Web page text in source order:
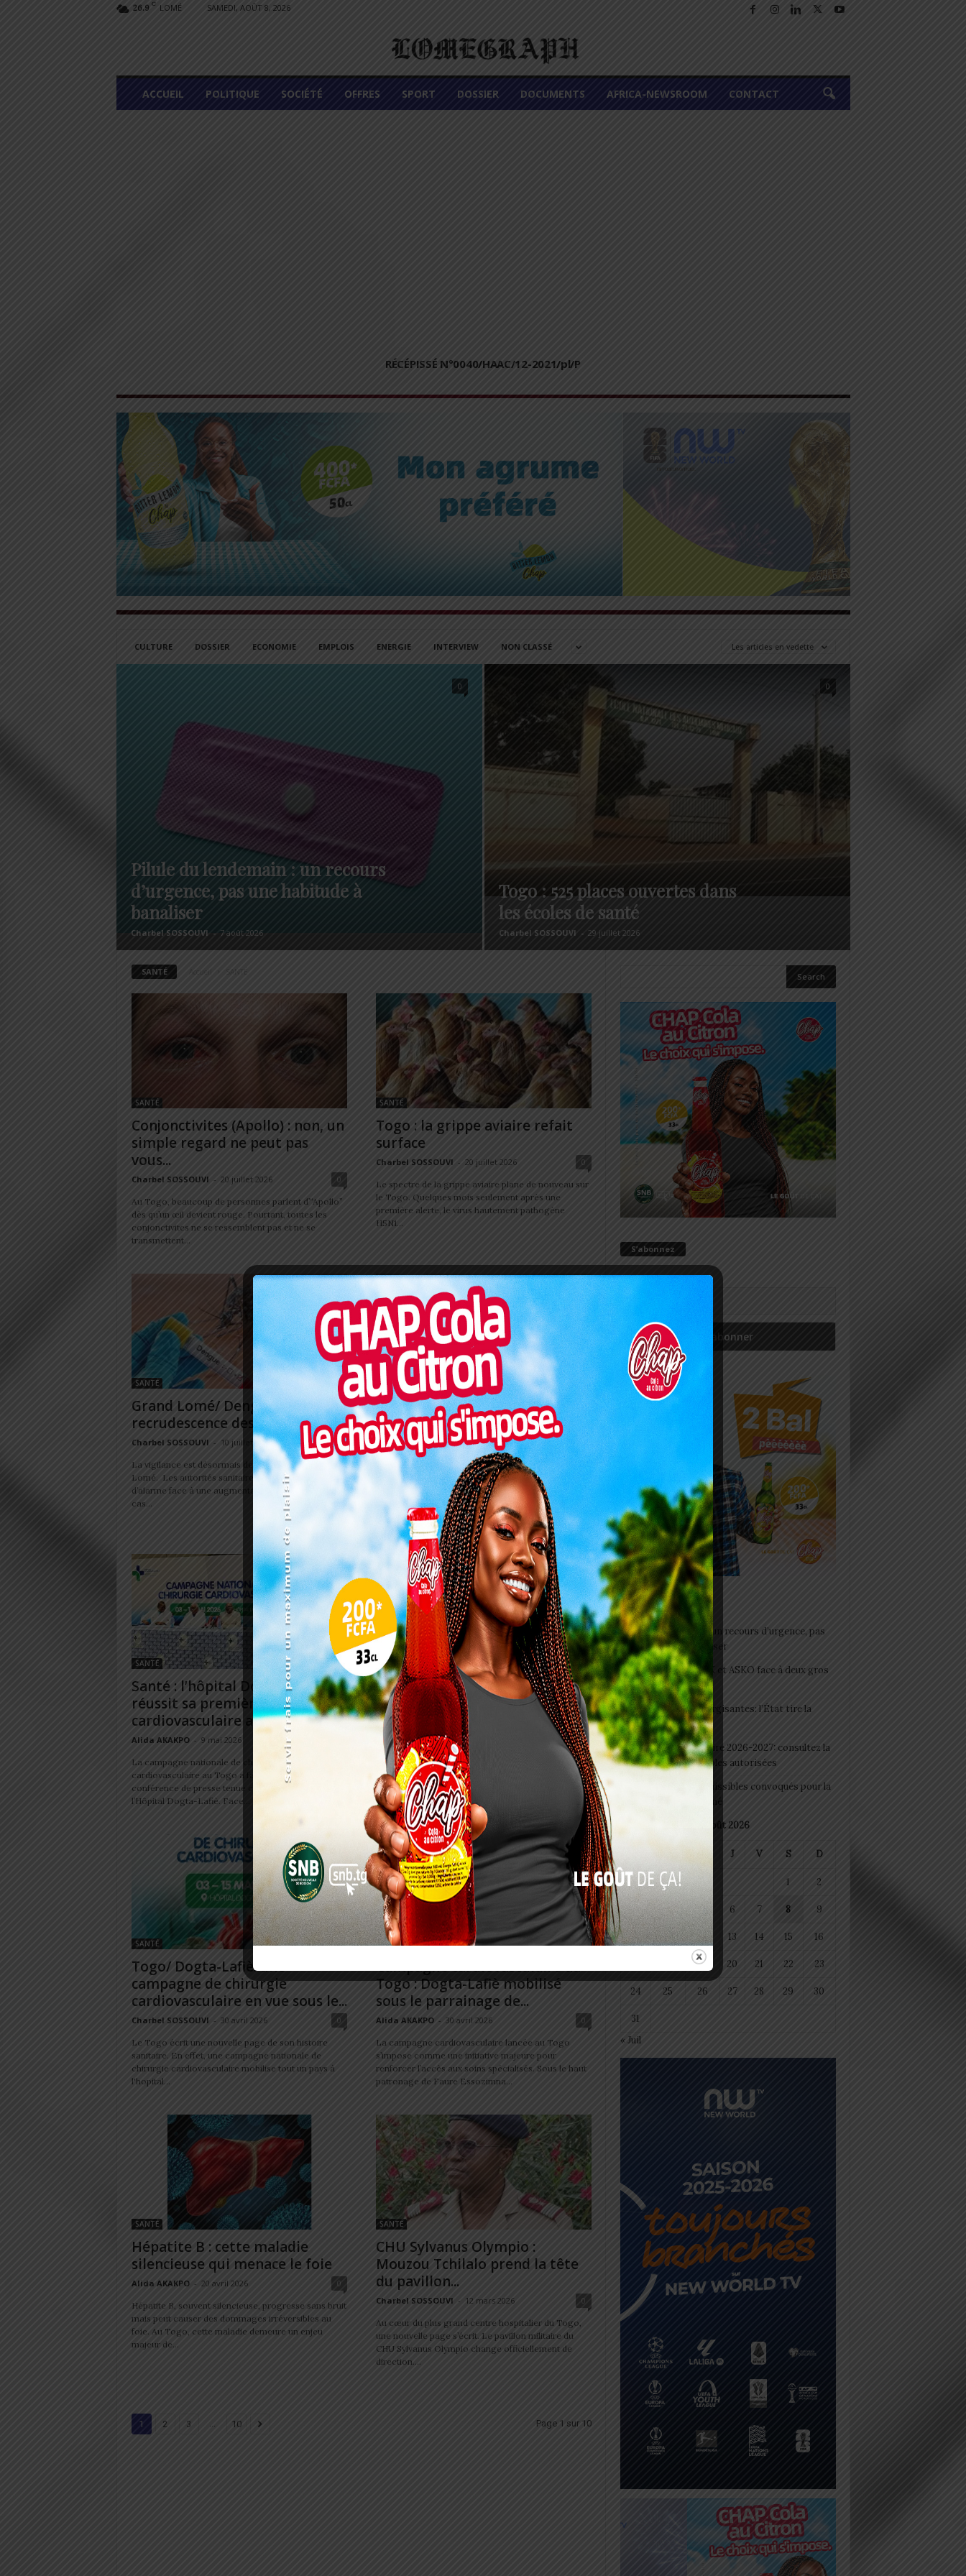
26.9 C LOMÉ SAMEDI, AOÛT 8, 2026
L
M
ACCUEIL POLITIQUE SOCIÉTÉ OFFRES SPORT DOSSIER DOCUMENTS AFRICA-NEWSROOM CONTACT
RÉCÉPISSÉ N°0040/HAAC/12-2021/pl/P
CULTURE DOSSIER ECONOMIE EMPLOIS ENERGIE INTERVIEW NON CLASSÉ Les articles en vedette
Pilule du lendemain : un recours
d’urgence, pas une habitude à
banaliser
Charbel SOSSOUVI - 7 août 2026
0
Togo : 525 places ouvertes dans
les écoles de santé
Charbel SOSSOUVI - 29 juillet 2026
0
SANTÉ Accueil SANTÉ
SANTÉ
Conjonctivites (Apollo) : non, un
simple regard ne peut pas
vous...
Charbel SOSSOUVI - 20 juillet 2026 0
Au Togo, beaucoup de personnes parlent d’“Apollo”
dès qu’un œil devient rouge. Pourtant, toutes les
conjonctivites ne se ressemblent pas et ne se
transmettent...
SANTÉ
Togo : la grippe aviaire refait
surface
Charbel SOSSOUVI - 20 juillet 2026 0
Le spectre de la grippe aviaire plane de nouveau sur
le Togo. Quelques mois seulement après une
première alerte, le virus hautement pathogène
H5N1...
SANTÉ
Grand Lomé/ Dengue:
recrudescence des cas, vigilance
Charbel SOSSOUVI - 10 juillet 2026 0
La vigilance est désormais de mise dans le Grand
Lomé. Les autorités sanitaires tirent la sonnette
d’alarme face à une augmentation préoccupante des
cas...
SANTÉ
Télé-échographie : le pari du
Togo contre la mortalité
maternelle
Charbel SOSSOUVI 18 juin 2026 0
Pour bénéficier d’un examen spécialisé au Togo, de
nombreuses femmes enceintes vivant loin des
grands centres hospitaliers devaient parcourir des
dizaines, voire des centaines...
SANTÉ
Santé : l’hôpital Dogta-Lafiè
réussit sa première chirurgie
cardiovasculaire au Togo
Alida AKAKPO - 9 mai 2026
La campagne nationale de chirurgie
cardiovasculaire au Togo a fait l’objet d’une
conférence de presse tenue ce 08 mai 2026 à
l’Hôpital Dogta-Lafiè. Face...
SANTÉ
Chirurgie cardiovasculaire au
Togo : une campagne inédite
lancée à l’hôpital...
Alida AKAKPO - 6 mai 2026 0
Chirurgie cardiovasculaire au Togo marque une
avancée majeure dans le paysage sanitaire national,
avec le démarrage effectif d’une campagne inédite à
l’Hôpital Dogta-Lafiè. Cette...
SANTÉ
Togo/ Dogta-Lafiè: une
campagne de chirurgie
cardiovasculaire en vue sous le...
Charbel SOSSOUVI - 30 avril 2026 0
Le Togo écrit une nouvelle page de son histoire
sanitaire. En effet, une campagne nationale de
chirurgie cardiovasculaire mobilise tout un pays à
l'hopital...
SANTÉ
Campagne cardiovasculaire au
Togo : Dogta-Lafiè mobilisé
sous le parrainage de...
Alida AKAKPO - 30 avril 2026 0
La campagne cardiovasculaire lancée au Togo
s’impose comme une initiative majeure pour
renforcer l’accès aux soins spécialisés. Sous le haut
patronage de Faure Essozimna...
SANTÉ
Hépatite B : cette maladie
silencieuse qui menace le foie
Alida AKAKPO - 20 avril 2026 0
Hépatite B, souvent silencieuse, progresse sans bruit
mais peut causer des dommages irréversibles au
foie. Au Togo, cette maladie demeure un enjeu
majeur de...
SANTÉ
CHU Sylvanus Olympio :
Mouzou Tchilalo prend la tête
du pavillon...
Charbel SOSSOUVI - 12 mars 2026 0
Au cœur du plus grand centre hospitalier du Togo,
une nouvelle page s’écrit. Le pavillon militaire du
CHU Sylvanus Olympio change officiellement de
direction....
1 2 3 ... 10 Page 1 sur 10
S’abonnez
E-mail
Articles récents
Pilule du lendemain : un recours d’urgence, pas
une habitude à banaliser
Interclubs CAF: ASCK et ASKO face à deux gros
morceaux
Togo/ Boissons énergisantes: l’État tire la
sonnette d’alarme
Togo/ Rentrée scolaire 2026-2027: consultez la
liste officielle des écoles autorisées
ESSAL 2026 : les admissibles convoqués pour la
août 2026
J V S D
1 2
3 4 5 6 7 8 9
10 11 12 13 14 15 16
19 20 21 22 23
24 25 26 27 28 29 30
31
« Juil